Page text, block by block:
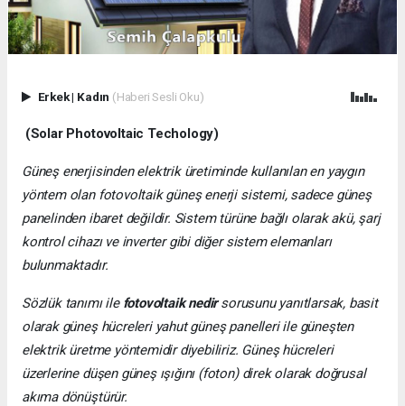
Erkek| Kadın (Haberi Sesli Oku)
(Solar Photovoltaic Techology)
Güneş enerjisinden elektrik üretiminde kullanılan en yaygın
yöntem olan fotovoltaik güneş enerji sistemi, sadece güneş
panelinden ibaret değildir. Sistem türüne bağlı olarak akü, şarj
kontrol cihazı ve inverter gibi diğer sistem elemanları
bulunmaktadır.
Sözlük tanımı ile fotovoltaik nedirsorusunu yanıtlarsak, basit
olarak güneş hücreleri yahut güneş panelleri ile güneşten
elektrik üretme yöntemidir diyebiliriz. Güneş hücreleri
üzerlerine düşen güneş ışığını (foton) direk olarak doğrusal
akıma dönüştürür.